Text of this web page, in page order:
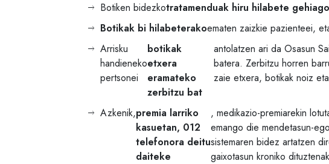
Botiken bidezkotratamenduak hiru hilabete
Botikak bi hilabeterakoematen zaizkie pazienteei,
Arrisku
handieneko
pertsonei
botikak
etxera
eramateko
zerbitzu bat
antolatzen ari da Osasun
batera. Zerbitzu horren
zaie etxera, botikak noiz
Azkenik,premia larriko
kasuetan, 012
telefonora deitu
daiteke
, medikazio-premiarekin
emango die mendetasun-
sistemaren bidez artatzen
gaixotasun kroniko